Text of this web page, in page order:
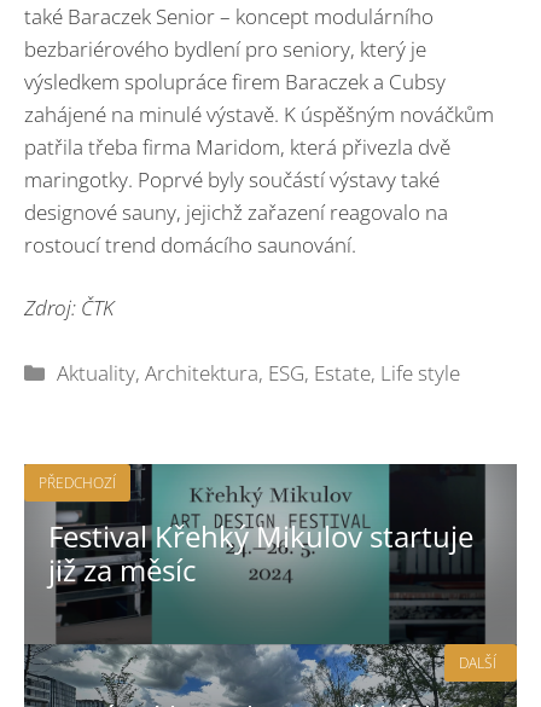
také Baraczek Senior – koncept modulárního
bezbariérového bydlení pro seniory, který je
výsledkem spolupráce firem Baraczek a Cubsy
zahájené na minulé výstavě. K úspěšným nováčkům
patřila třeba firma Maridom, která přivezla dvě
maringotky. Poprvé byly součástí výstavy také
designové sauny, jejichž zařazení reagovalo na
rostoucí trend domácího saunování.
Zdroj: ČTK
Rubriky
Aktuality,Architektura, ESG, Estate, Life style
PŘEDCHOZÍ
Festival Křehký Mikulov startuje
již za měsíc
DALŠÍ